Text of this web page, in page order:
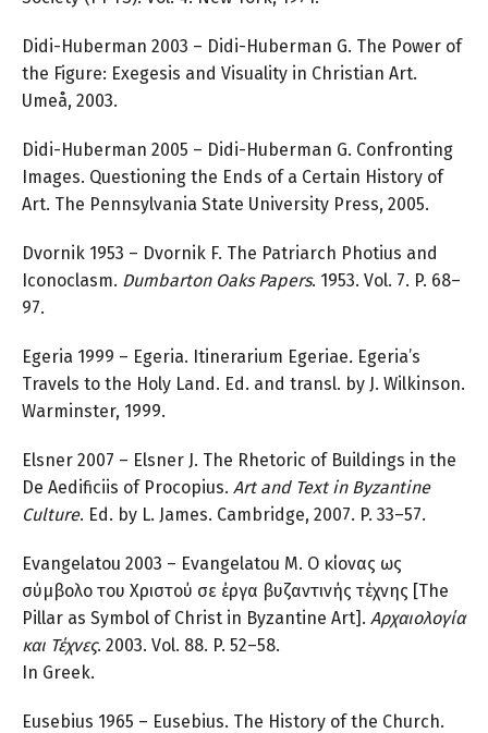
Didi-Huberman 2003 – Didi-Huberman G. The Power of
the Figure: Exegesis and Visuality in Christian Art.
Umeå, 2003.
Didi-Huberman 2005 – Didi-Huberman G. Confronting
Images. Questioning the Ends of a Certain History of
Art. The Pennsylvania State University Press, 2005.
Dvornik 1953 – Dvornik F. The Patriarch Photius and
Iconoclasm. Dumbarton Oaks Papers. 1953. Vol. 7. P. 68–
97.
Egeria 1999 – Egeria. Itinerarium Egeriae. Egeria’s
Travels to the Holy Land. Ed. and transl. by J. Wilkinson.
Warminster, 1999.
Elsner 2007 – Elsner J. The Rhetoric of Buildings in the
De Aedificiis of Procopius. Art and Text in Byzantine
Culture. Ed. by L. James. Cambridge, 2007. P. 33–57.
Evangelatou 2003 – Evangelatou M. Ο κίονας ως
σύμβολο του Χριστού σε έργα βυζαντινής τέχνης [The
Pillar as Symbol of Christ in Byzantine Art]. Αρχαιολογία
και Τέχνες. 2003. Vol. 88. P. 52–58.
In Greek.
Eusebius 1965 – Eusebius. The History of the Church.